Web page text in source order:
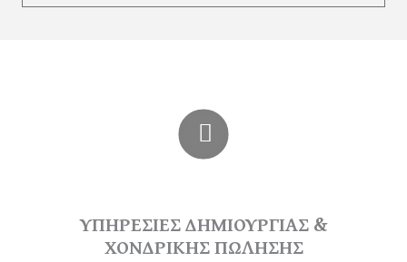
ΥΠΗΡΕΣΙΕΣ ΔΗΜΙΟΥΡΓΙΑΣ &
ΧΟΝΔΡΙΚΗΣ ΠΩΛΗΣΗΣ